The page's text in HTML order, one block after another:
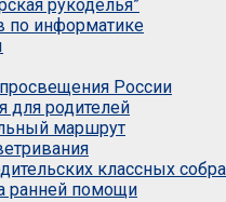
рукоделья”
по информатике
России
для родителей
маршрут
классных
ранней помощи